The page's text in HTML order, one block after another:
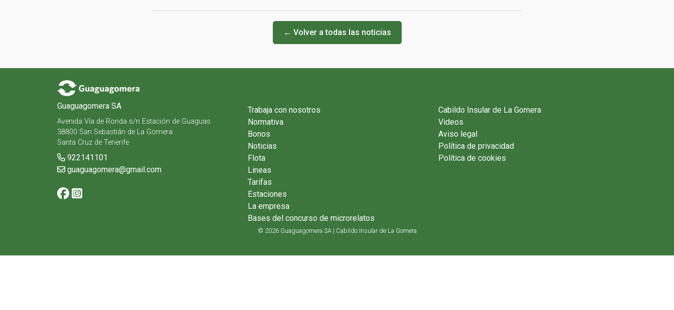
← Volver a todas las noticias
Guaguagomera SA
Avenida Vía de Ronda s/n Estación de Guaguas
38800 San Sebastián de La Gomera
Santa Cruz de Tenerife
922141101
guaguagomera@gmail.com
Trabaja con nosotros
Normativa
Bonos
Noticias
Flota
Lineas
Tarifas
Estaciones
La empresa
Bases del concurso de microrelatos
Cabildo Insular de La Gomera
Videos
Aviso legal
Política de privacidad
Política de cookies
© 2026 Guaguagomera SA | Cabildo Insular de La Gomera